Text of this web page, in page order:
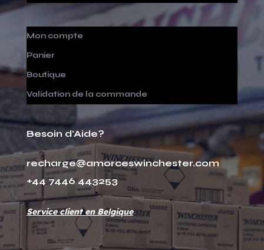
Mon compte
Panier
Boutique
Validation de la commande
Besoin d'Aide?
recharge@amorceswinchester.com
+44 7446 443253
Service client en Belgique